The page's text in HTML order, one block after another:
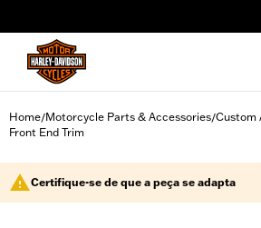
Home/Motorcycle Parts & Accessories/Custom
Front End Trim
Certifique-se de que a peça se adapta